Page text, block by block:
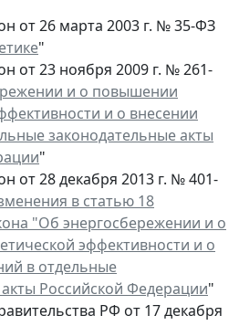
от 26 марта 2003 г. № 35-ФЗ
"
от 23 ноября 2009 г. № 261-
и о повышении
и о внесении
законодательные акты
"
от 28 декабря 2013 г. № 401-
в статью 18
"Об энергосбережении и о
эффективности и о
в отдельные
Российской Федерации"
РФ от 17 декабря